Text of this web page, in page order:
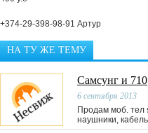
+374-29-398-98-91 Артур
НА ТУ ЖЕ ТЕМУ
Самсунг и 710
6 сентября 2013
Продам моб. тел
наушники,